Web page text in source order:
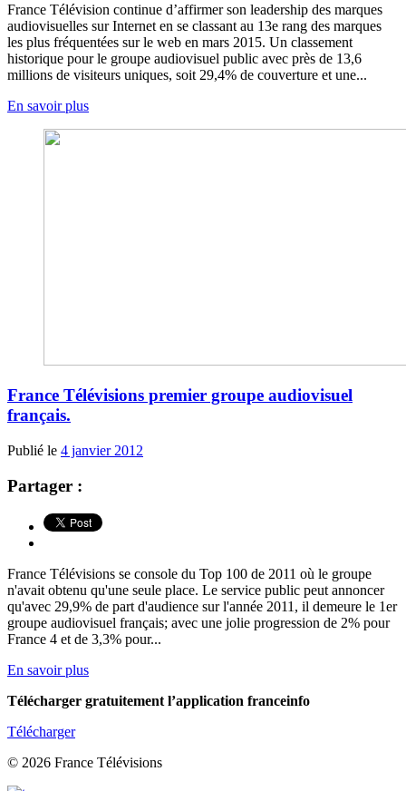
France Télévision continue d’affirmer son leadership des marques
audiovisuelles sur Internet en se classant au 13e rang des marques
les plus fréquentées sur le web en mars 2015. Un classement
historique pour le groupe audiovisuel public avec près de 13,6
millions de visiteurs uniques, soit 29,4% de couverture et une...
En savoir plus
France Télévisions premier groupe audiovisuel
français.
Publié le 4 janvier 2012
Partager :
France Télévisions se console du Top 100 de 2011 où le groupe
n'avait obtenu qu'une seule place. Le service public peut annoncer
qu'avec 29,9% de part d'audience sur l'année 2011, il demeure le 1er
groupe audiovisuel français; avec une jolie progression de 2% pour
France 4 et de 3,3% pour...
En savoir plus
Télécharger gratuitement l’application franceinfo
Télécharger
© 2026 France Télévisions